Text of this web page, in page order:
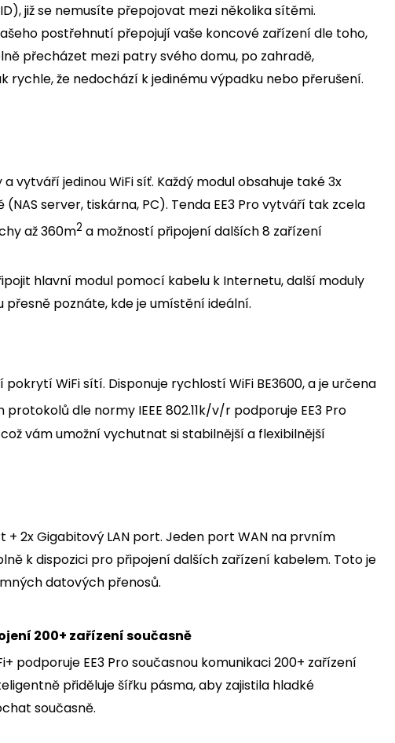
již se nemusíte přepojovat mezi několika sítěmi.
postřehnutí přepojují vaše koncové zařízení dle toho,
přecházet mezi patry svého domu, po zahradě,
že nedochází k jedinému výpadku nebo přerušení.
vytváří jedinou WiFi síť. Každý modul obsahuje také 3x
server, tiskárna, PC). Tenda EE3 Pro vytváří tak zcela
až 360m2 a možností připojení dalších 8 zařízení
hlavní modul pomocí kabelu k Internetu, další moduly
přesně poznáte, kde je umístění ideální.
WiFi sítí. Disponuje rychlostí WiFi BE3600, a je určena
dle normy IEEE 802.11k/v/r podporuje EE3 Pro
vám umožní vychutnat si stabilnější a flexibilnější
+ 2x Gigabitový LAN port. Jeden port WAN na prvním
k dispozici pro připojení dalších zařízení kabelem. Toto je
datových přenosů.
200+ zařízení současně
podporuje EE3 Pro současnou komunikaci 200+ zařízení
přiděluje šířku pásma, aby zajistila hladké
současně.